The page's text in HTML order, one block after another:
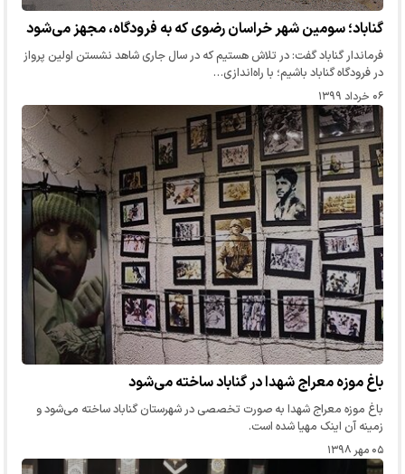
گناباد؛ سومین شهر خراسان رضوی که به فرودگاه، مجهز می‌شود
فرماندار گناباد گفت: در تلاش هستیم که در سال جاری شاهد نشستن اولین پرواز
در فرودگاه گناباد باشیم؛ با راه‌اندازی…
۰۶ خرداد ۱۳۹۹
باغ موزه معراج شهدا در گناباد ساخته می‌شود
باغ موزه معراج شهدا به صورت تخصصی در شهرستان گناباد ساخته می‌شود و
زمینه آن اینک مهیا شده است.
۰۵ مهر ۱۳۹۸